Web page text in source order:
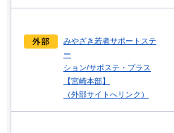
みやざき若者サポートステ
ー
ション/サポステ・プラス
【宮崎本部】
（外部サイトへリンク）